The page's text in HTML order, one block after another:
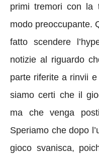
primi tremori con la
modo preoccupante.
fatto scendere
notizie al riguardo
parte riferite a rinvii
siamo certi che il
ma che venga
Speriamo che dopo
gioco svanisca,